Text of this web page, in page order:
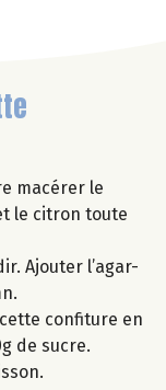
macérer le
le citron toute
Ajouter l’agar-
confiture en
de sucre.